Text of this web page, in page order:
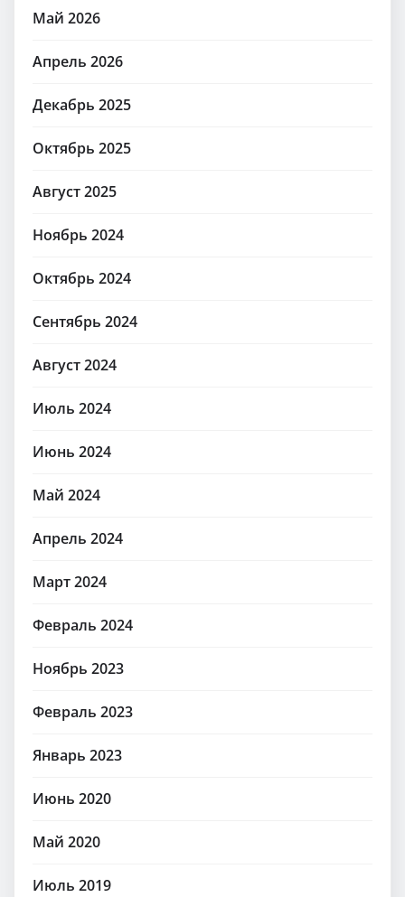
Май 2026
Апрель 2026
Декабрь 2025
Октябрь 2025
Август 2025
Ноябрь 2024
Октябрь 2024
Сентябрь 2024
Август 2024
Июль 2024
Июнь 2024
Май 2024
Апрель 2024
Март 2024
Февраль 2024
Ноябрь 2023
Февраль 2023
Январь 2023
Июнь 2020
Май 2020
Июль 2019